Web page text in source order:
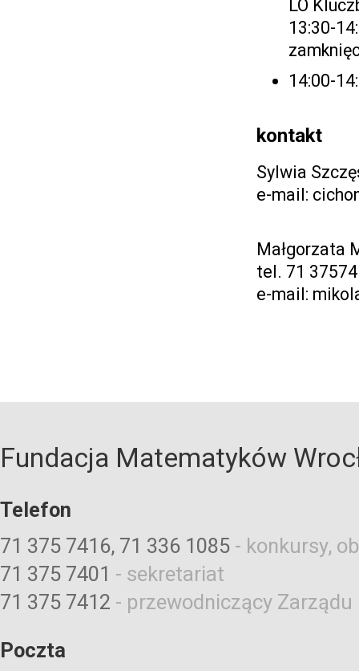
LO
13:30-
14:00-
kontakt
Sylwia
e-mail:
Małgorzata
tel. 71
e-mail:
Fundacja Matematyków
Telefon
71 375 7416, 71 336 1085 - konkursy,
71 375 7401 - sekretariat
71 375 7412 - przewodniczący Zarządu
Poczta